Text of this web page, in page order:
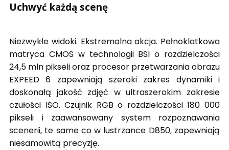
Uchwyć każdą scenę
Niezwykłe widoki. Ekstremalna akcja. Pełnoklatkowa
matryca CMOS w technologii BSI o rozdzielczości
24,5 mln pikseli oraz procesor przetwarzania obrazu
EXPEED 6 zapewniają szeroki zakres dynamiki i
doskonałą jakość zdjęć w ultraszerokim zakresie
czułości ISO. Czujnik RGB o rozdzielczości 180 000
pikseli i zaawansowany system rozpoznawania
scenerii, te same co w lustrzance D850, zapewniają
niesamowitą precyzję.